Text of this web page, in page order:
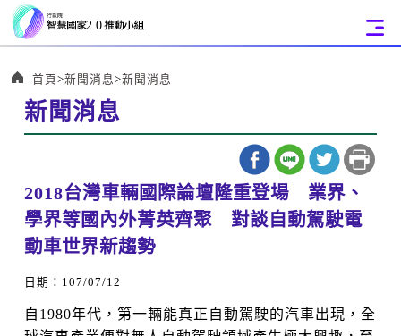
首頁 新聞消息 新聞消息
新聞消息
:::
2018台灣車輛國際論壇隆重登場 業界、
學界等國內外菁英齊聚 對談自動駕駛電
動車世界新趨勢
日期：107/07/12
自1980年代，第一輛能真正自動駕駛的汽車出現，全